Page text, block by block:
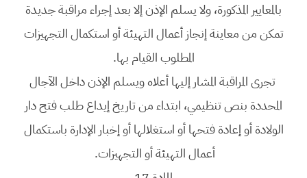
بالمعايير المذكورة، ولا يسلم الإذن إلا بعد إجراء مراقبة جديدة
تمكن من معاينة إنجاز أعمال التهيئة أو استكمال التجهيزات
المطلوب القيام بها.
تجرى المراقبة المشار إليها أعلاه ويسلم الإذن داخل الآجال
المحددة بنص تنظيمي، ابتداء من تاريخ إيداع طلب فتح دار
الولادة أو إعادة فتحها أو استغلالها أو إخبار الإدارة باستكمال
أعمال التهيئة أو التجهيزات.